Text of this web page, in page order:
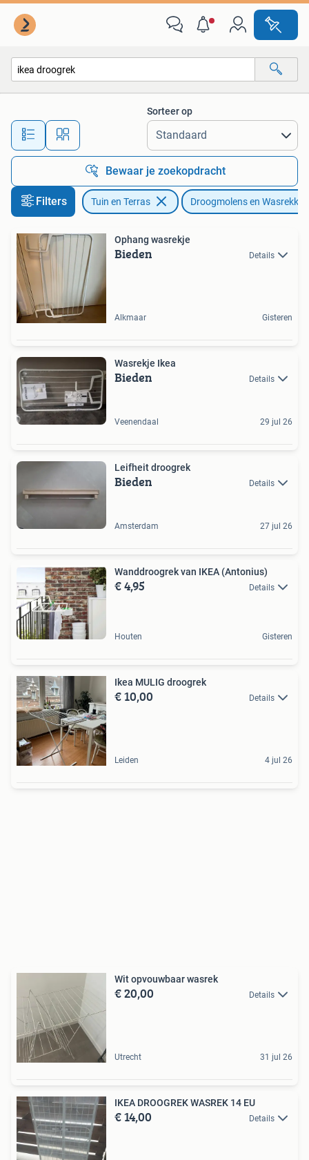
Alle afstanden…
Sorteer op
Bewaar je zoekopdracht
Filters Tuin en Terras Droogmolens en Wasrekken
Ophang wasrekje
Bieden Details
Alkmaar Gisteren
Wasrekje Ikea
Bieden Details
Veenendaal 29 jul 26
Leifheit droogrek
Bieden Details
Amsterdam 27 jul 26
Wanddroogrek van IKEA (Antonius)
€ 4,95 Details
Houten Gisteren
Ikea MULIG droogrek
€ 10,00 Details
Leiden 4 jul 26
Wit opvouwbaar wasrek
€ 20,00 Details
Utrecht 31 jul 26
IKEA DROOGREK WASREK 14 EU
€ 14,00 Details